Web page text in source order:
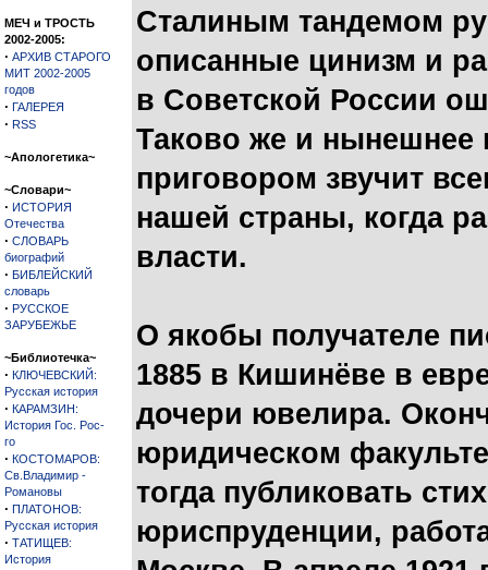
МЕЧ и ТРОСТЬ
2002-2005:
· АРХИВ СТАРОГО
МИТ 2002-2005
годов
· ГАЛЕРЕЯ
· RSS
~Апологетика~
~Словари~
· ИСТОРИЯ
Отечества
· СЛОВАРЬ
биографий
· БИБЛЕЙСКИЙ
словарь
· РУССКОЕ
ЗАРУБЕЖЬЕ
~Библиотечка~
· КЛЮЧЕВСКИЙ:
Русская история
· КАРАМЗИН:
История Гос. Рос-
го
· КОСТОМАРОВ:
Св.Владимир -
Романовы
· ПЛАТОНОВ:
Русская история
· ТАТИЩЕВ:
История
Сталиным тандемом
описанные цинизм и
в Советской России
Таково же и нынешнее
приговором звучит
нашей страны, когда
власти.
О якобы получателе
1885 в Кишинёве в
дочери ювелира.
юридическом
тогда публиковать
юриспруденции,